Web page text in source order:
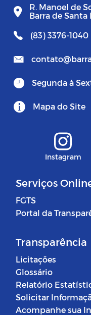
R. Manoel de
Barra de Santa
(83) 3376-1040
Segunda à
Mapa do Site
Instagram
Serviços
FGTS
Portal da
Transparência
Licitações
Glossário
Relatório
Solicitar
Acompanhe sua